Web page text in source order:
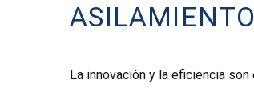
ASILAMIENTO
La innovación y la eficiencia